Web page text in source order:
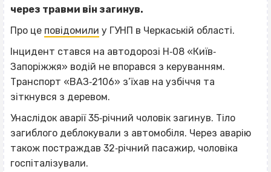
через травми він загинув.
Про це повідомили у ГУНП в Черкаській області.
Інцидент стався на автодорозі Н‐08 «Київ‐
Запоріжжя» водій не впорався з керуванням.
Транспорт «ВАЗ‐2106» з’їхав на узбіччя та
зіткнувся з деревом.
Унаслідок аварії 35‐річний чоловік загинув. Тіло
загиблого деблокували з автомобіля. Через аварію
також постраждав 32‐річний пасажир, чоловіка
госпіталізували.